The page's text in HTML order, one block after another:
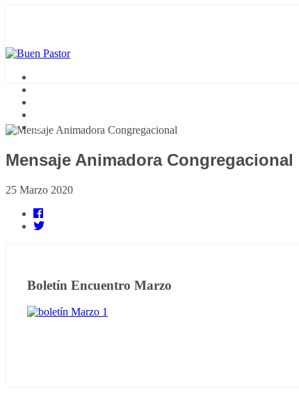
Mensaje Animadora Congregacional
25 Marzo 2020
Boletín Encuentro Marzo